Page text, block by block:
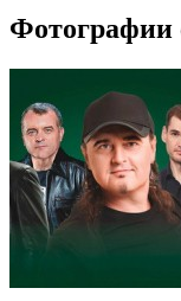
Фотографии